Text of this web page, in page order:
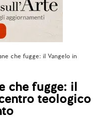
che fugge: il Vangelo in
che fugge: il
teologico